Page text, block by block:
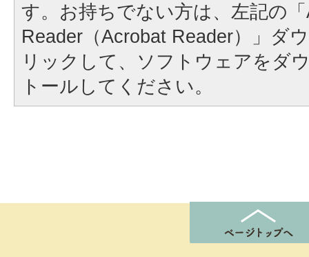
す。お持ちでない方は、左記の
Reader（Acrobat Reader）」ダ
リックして、ソフトウェアをダ
トールしてください。